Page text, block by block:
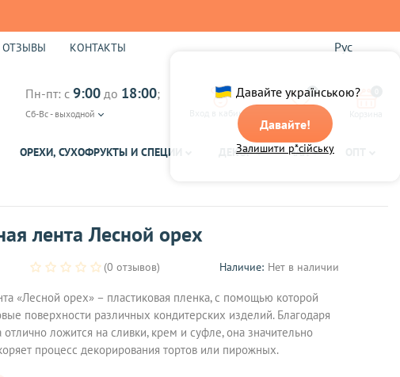
Давайте українською?
Давайте!
Залишити р*сійську
ОТЗЫВЫ КОНТАКТЫ Рус
Пн-пт: с 9:00 до 18:00;
Сб-Вс - выходной Вход в кабинет
0
ОРЕХИ, СУХОФРУКТЫ И СПЕЦИИ ДЕКОР ЧАЙ
лента Лесной орех
(0 отзывов) Наличие: Нет в наличии
«Лесной орех» – пластиковая пленка, с помощью которой
поверхности различных кондитерских изделий. Благодаря
отлично ложится на сливки, крем и суфле, она значительно
процесс декорирования тортов или пирожных.